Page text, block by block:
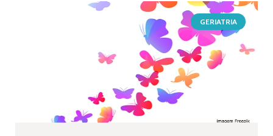
GERIATRIA